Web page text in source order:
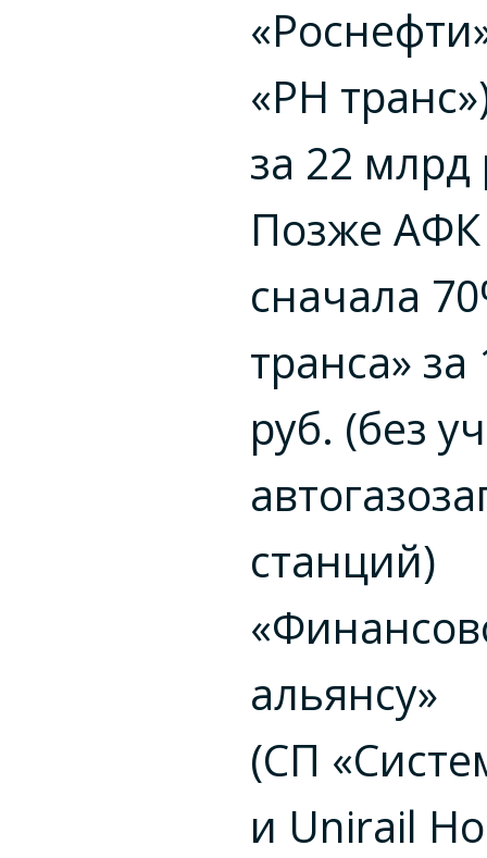
«РН
за 22 млрд
Позже
сначала
транса»
руб. (без
станций)
альянсу»
(СП
и Unirail